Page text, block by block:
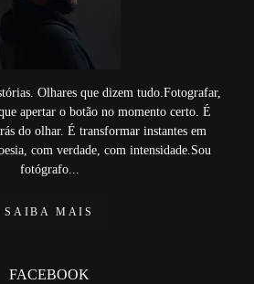
Olhares que dizem tudo.Fotografar,
apertar o botão no momento certo. É
do olhar. É transformar instantes em
com verdade, com intensidade.Sou
fotógrafo...
SAIBA MAIS
FACEBOOK